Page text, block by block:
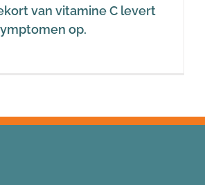
van vitamine C levert
op.